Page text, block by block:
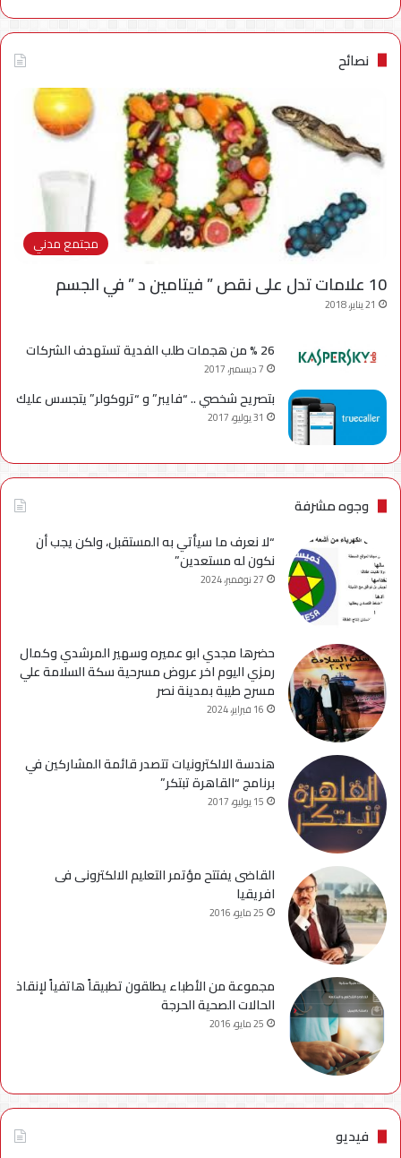
نصائح
مجتمع مدني
10 علامات تدل على نقص ” فيتامين د ” في الجسم
21 يناير، 2018
26 % من هجمات طلب الفدية تستهدف الشركات
7 ديسمبر، 2017
بتصريح شخصي .. “فايبر” و “تروكولر” يتجسس عليك
31 يوليو، 2017
وجوه مشرفة
“لا نعرف ما سيأتي به المستقبل، ولكن يجب أن
نكون له مستعدين”
27 نوفمبر، 2024
حضرها مجدي ابو عميره وسهير المرشدي وكمال
رمزي اليوم اخر عروض مسرحية سكة السلامة علي
مسرح طيبة بمدينة نصر
16 فبراير، 2024
هندسة الالكترونيات تتصدر قائمة المشاركين في
برنامج “القاهرة تبتكر”
15 يوليو، 2017
القاضى يفتتح مؤتمر التعليم الالكترونى فى
افريقيا
25 مايو، 2016
مجموعة من الأطباء يطلقون تطبيقاً هاتفياً لإنقاذ
الحالات الصحية الحرجة
25 مايو، 2016
فيديو